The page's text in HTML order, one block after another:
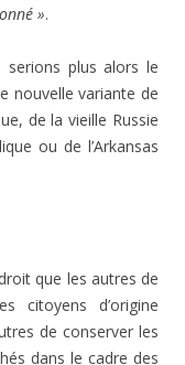
».
plus alors le
nouvelle variante de
de la vieille Russie
ou de l’Arkansas
que les autres de
citoyens d’origine
de conserver les
dans le cadre des